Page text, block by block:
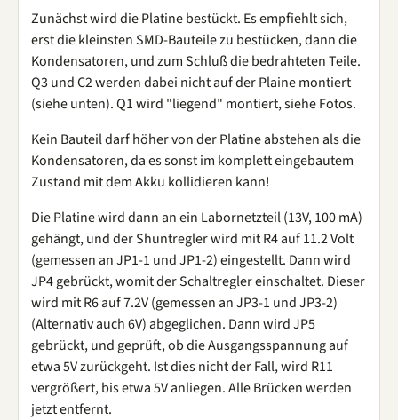
Zunächst wird die Platine bestückt. Es empfiehlt sich,
erst die kleinsten SMD-Bauteile zu bestücken, dann die
Kondensatoren, und zum Schluß die bedrahteten Teile.
Q3 und C2 werden dabei nicht auf der Plaine montiert
(siehe unten). Q1 wird "liegend" montiert, siehe Fotos.
Kein Bauteil darf höher von der Platine abstehen als die
Kondensatoren, da es sonst im komplett eingebautem
Zustand mit dem Akku kollidieren kann!
Die Platine wird dann an ein Labornetzteil (13V, 100 mA)
gehängt, und der Shuntregler wird mit R4 auf 11.2 Volt
(gemessen an JP1-1 und JP1-2) eingestellt. Dann wird
JP4 gebrückt, womit der Schaltregler einschaltet. Dieser
wird mit R6 auf 7.2V (gemessen an JP3-1 und JP3-2)
(Alternativ auch 6V) abgeglichen. Dann wird JP5
gebrückt, und geprüft, ob die Ausgangsspannung auf
etwa 5V zurückgeht. Ist dies nicht der Fall, wird R11
vergrößert, bis etwa 5V anliegen. Alle Brücken werden
jetzt entfernt.